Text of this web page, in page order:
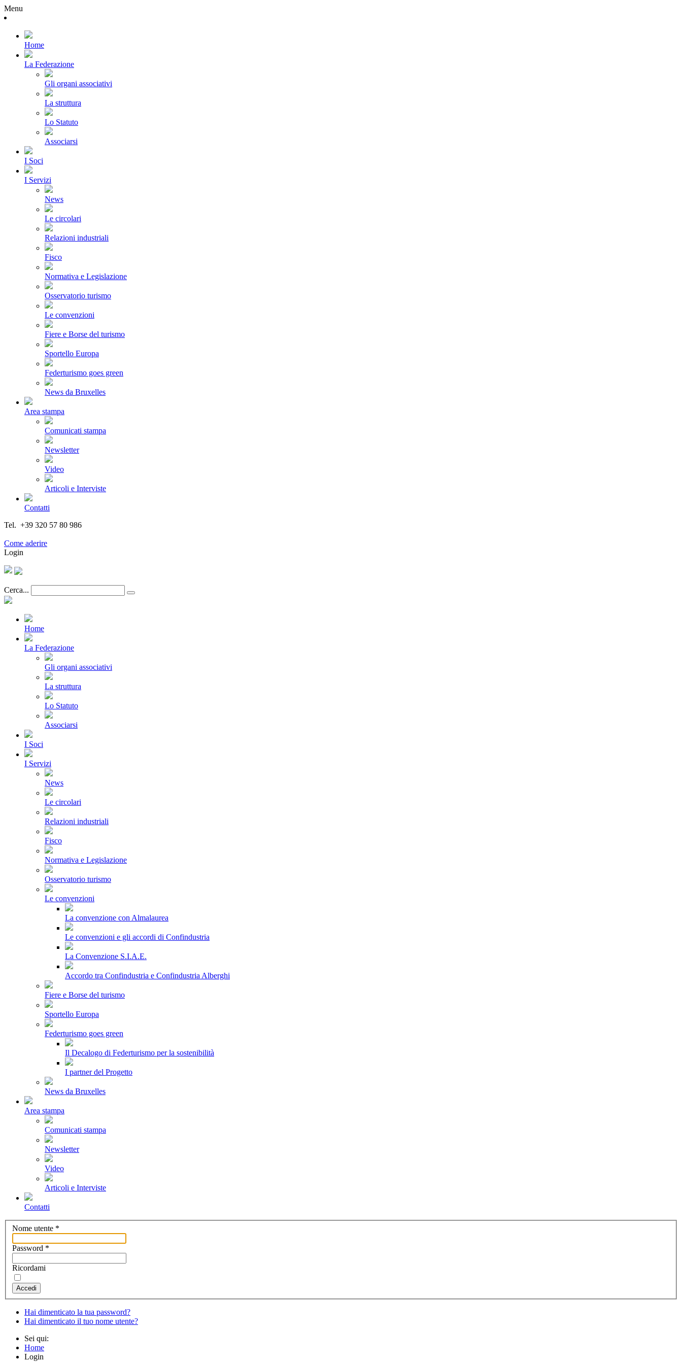
Menu
Home
La Federazione
Gli organi associativi
La struttura
Lo Statuto
Associarsi
I Soci
I Servizi
News
Le circolari
Relazioni industriali
Fisco
Normativa e Legislazione
Osservatorio turismo
Le convenzioni
Fiere e Borse del turismo
Sportello Europa
Federturismo goes green
News da Bruxelles
Area stampa
Comunicati stampa
Newsletter
Video
Articoli e Interviste
Contatti
Tel. +39 320 57 80 986
Come aderire
Login
Cerca...
Home
La Federazione
Gli organi associativi
La struttura
Lo Statuto
Associarsi
I Soci
I Servizi
News
Le circolari
Relazioni industriali
Fisco
Normativa e Legislazione
Osservatorio turismo
Le convenzioni
La convenzione con Almalaurea
Le convenzioni e gli accordi di Confindustria
La Convenzione S.I.A.E.
Accordo tra Confindustria e Confindustria Alberghi
Fiere e Borse del turismo
Sportello Europa
Federturismo goes green
Il Decalogo di Federturismo per la sostenibilità
I partner del Progetto
News da Bruxelles
Area stampa
Comunicati stampa
Newsletter
Video
Articoli e Interviste
Contatti
Nome utente *
Password *
Ricordami
Accedi
Hai dimenticato la tua password?
Hai dimenticato il tuo nome utente?
Sei qui:
Home
Login